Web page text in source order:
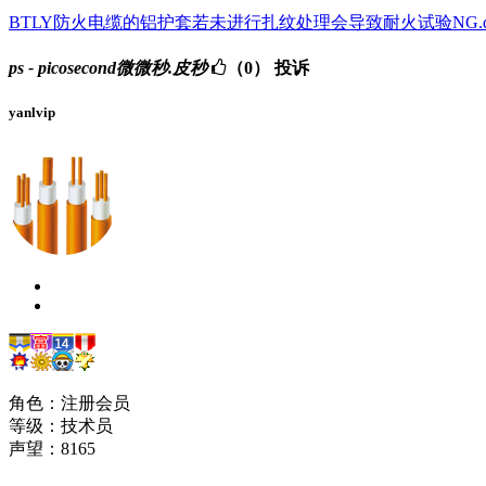
BTLY防火电缆的铝护套若未进行扎纹处理会导致耐火试验
ps - picosecond微微秒.皮秒 （0） 投诉
yanlvip
角色：注册会员
等级：技术员
声望： 8165